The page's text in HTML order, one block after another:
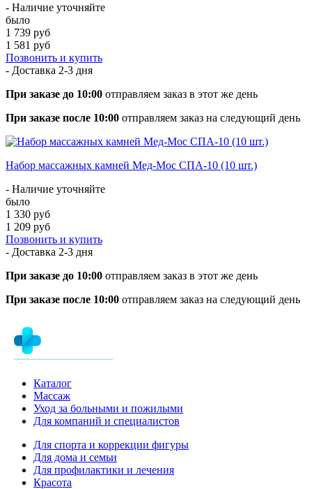
- Наличие уточняйте
было
1 739 руб
1 581 руб
Позвонить и купить
- Доставка 2-3 дня
При заказе до 10:00 отправляем заказ в этот же день
При заказе после 10:00 отправляем заказ на следующий день
Набор массажных камней Мед-Мос СПА-10 (10 шт.)
- Наличие уточняйте
было
1 330 руб
1 209 руб
Позвонить и купить
- Доставка 2-3 дня
При заказе до 10:00 отправляем заказ в этот же день
При заказе после 10:00 отправляем заказ на следующий день
Каталог
Массаж
Уход за больными и пожилыми
Для компаний и специалистов
Для спорта и коррекции фигуры
Для дома и семьи
Для профилактики и лечения
Красота